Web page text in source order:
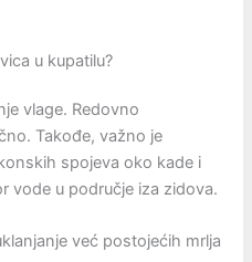
u kupatilu?
vlage. Redovno
Takođe, važno je
spojeva oko kade i
vode u područje iza zidova.
već postojećih mrlja